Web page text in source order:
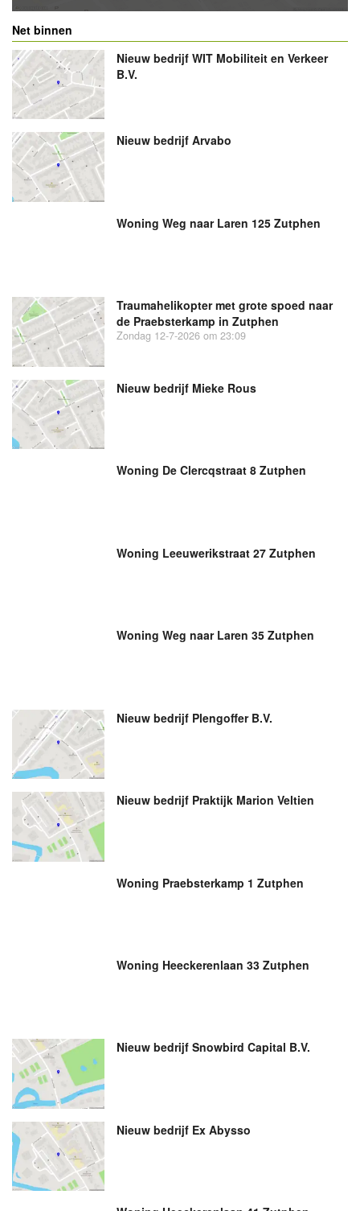
Net binnen
Nieuw bedrijf WIT Mobiliteit en Verkeer
B.V.
Nieuw bedrijf Arvabo
Woning Weg naar Laren 125 Zutphen
Traumahelikopter met grote spoed naar
de Praebsterkamp in Zutphen
Zondag 12-7-2026 om 23:09
Nieuw bedrijf Mieke Rous
Woning De Clercqstraat 8 Zutphen
Woning Leeuwerikstraat 27 Zutphen
Woning Weg naar Laren 35 Zutphen
Nieuw bedrijf Plengoffer B.V.
Nieuw bedrijf Praktijk Marion Veltien
Woning Praebsterkamp 1 Zutphen
Woning Heeckerenlaan 33 Zutphen
Nieuw bedrijf Snowbird Capital B.V.
Nieuw bedrijf Ex Abysso